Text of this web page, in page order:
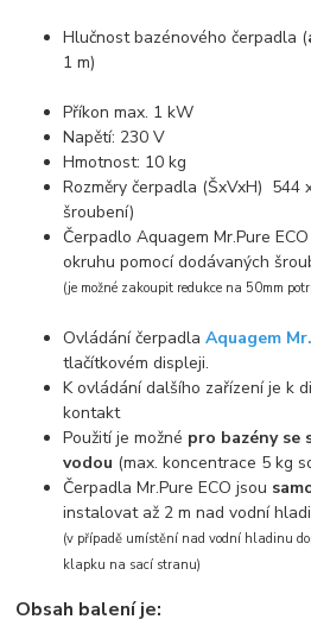
Hlučnost bazénového čerpadla (
1 m)
Příkon max. 1 kW
Napětí: 230 V
Hmotnost: 10 kg
Rozměry čerpadla (ŠxVxH) 544
šroubení)
Čerpadlo Aquagem Mr.Pure
okruhu pomocí dodávaných
(je možné zakoupit redukce na 50mm
Ovládání čerpadlaAquagem
tlačítkovém displeji.
K ovládání dalšího zařízení je k
kontakt
Použití je možné pro bazény se
vodou (max. koncentrace 5 kg
Čerpadla Mr.Pure ECO jsou
instalovat až 2 m nad vodní
(v případě umístění nad vodní hladinu
klapku na sací stranu)
Obsah balení je: